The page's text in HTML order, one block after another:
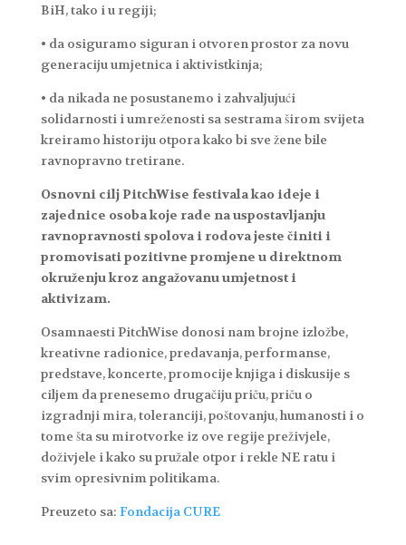
BiH, tako i u regiji;
• da osiguramo siguran i otvoren prostor za novu
generaciju umjetnica i aktivistkinja;
• da nikada ne posustanemo i zahvaljujući
solidarnosti i umreženosti sa sestrama širom svijeta
kreiramo historiju otpora kako bi sve žene bile
ravnopravno tretirane.
Osnovni cilj PitchWise festivala kao ideje i
zajednice osoba koje rade na uspostavljanju
ravnopravnosti spolova i rodova jeste činiti i
promovisati pozitivne promjene u direktnom
okruženju kroz angažovanu umjetnost i
aktivizam.
Osamnaesti PitchWise donosi nam brojne izložbe,
kreativne radionice, predavanja, performanse,
predstave, koncerte, promocije knjiga i diskusije s
ciljem da prenesemo drugačiju priču, priču o
izgradnji mira, toleranciji, poštovanju, humanosti i o
tome šta su mirotvorke iz ove regije preživjele,
doživjele i kako su pružale otpor i rekle NE ratu i
svim opresivnim politikama.
Preuzeto sa: Fondacija CURE